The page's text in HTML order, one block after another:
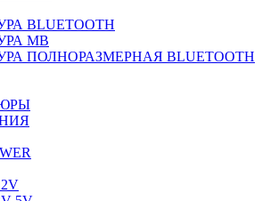
BLUETOOTH
MB
ПОЛНОРАЗМЕРНАЯ BLUETOOTH